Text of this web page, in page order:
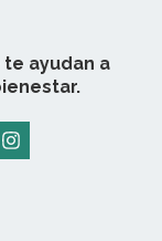
ayudan a